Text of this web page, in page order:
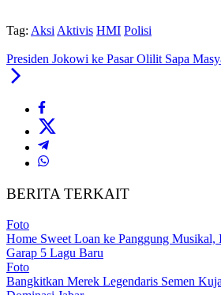
Tag: Aksi Aktivis HMI Polisi
Presiden Jokowi ke Pasar Olilit Sapa
BERITA TERKAIT
Foto
Home Sweet Loan ke Panggung Musikal,
Garap 5 Lagu Baru
Foto
Bangkitkan Merek Legendaris Semen